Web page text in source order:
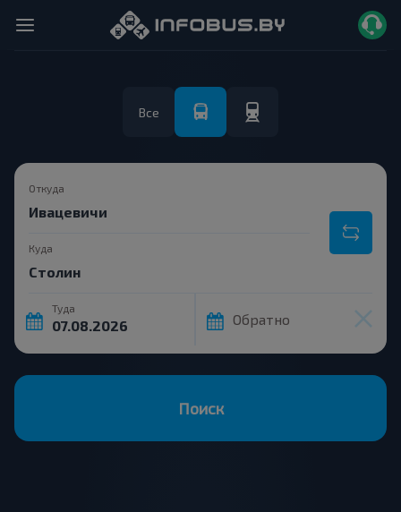
Все
Откуда
Куда
Туда
Обратно
Поиск